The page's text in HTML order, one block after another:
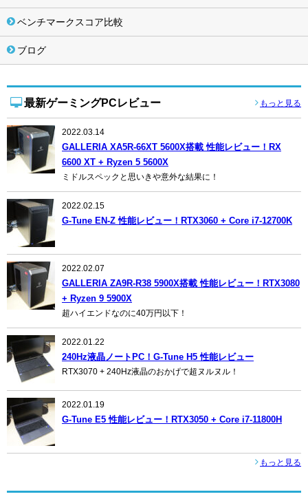
ベンチマークスコア比較
ブログ
最新ゲーミングPCレビュー もっと見る
2022.03.14
GALLERIA XA5R-66XT 5600X搭載 性能レビュー！RX
6600 XT + Ryzen 5 5600X
ミドルスペックと思いきや意外な結果に！
2022.02.15
G-Tune EN-Z 性能レビュー！RTX3060 + Core i7-12700K
2022.02.07
GALLERIA ZA9R-R38 5900X搭載 性能レビュー！RTX3080
+ Ryzen 9 5900X
超ハイエンドなのに40万円以下！
2022.01.22
240Hz液晶ノートPC！G-Tune H5 性能レビュー
RTX3070 + 240Hz液晶のおかげで超ヌルヌル！
2022.01.19
G-Tune E5 性能レビュー！RTX3050 + Core i7-11800H
もっと見る